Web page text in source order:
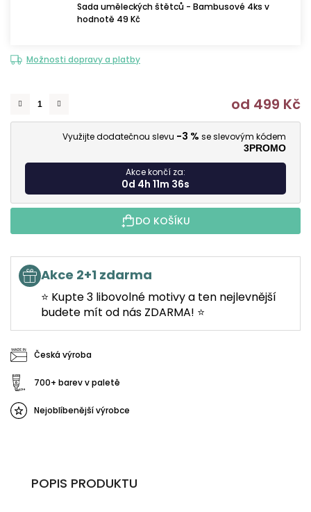
Sada uměleckých štětců - Bambusové 4ks v
hodnotě 49 Kč
Možnosti dopravy a platby
od 499 Kč
Využijte dodatečnou slevu -3 % se slevovým kódem
3PROMO
Akce končí za:
0d 4h 11m 35s
DO KOŠÍKU
Akce 2+1 zdarma
⭐ Kupte 3 libovolné motivy a ten nejlevnější
budete mít od nás ZDARMA! ⭐
Česká výroba
700+ barev v paletě
Nejoblíbenější výrobce
POPIS PRODUKTU